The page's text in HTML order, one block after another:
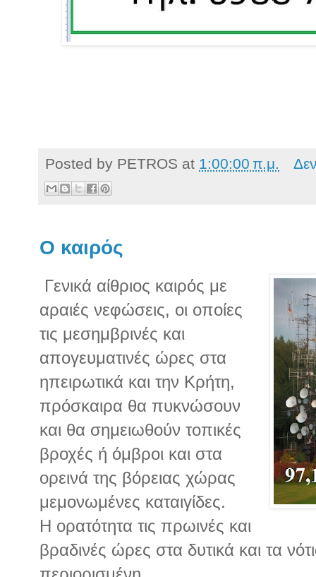
Posted by PETROS at 1:00:00 π.μ.
Ο καιρός
Γενικά αίθριος καιρός με
αραιές νεφώσεις, οι οποίες
τις μεσημβρινές και
απογευματινές ώρες στα
ηπειρωτικά και την Κρήτη,
πρόσκαιρα θα πυκνώσουν
και θα σημειωθούν τοπικές
βροχές ή όμβροι και στα
ορεινά της βόρειας χώρας
μεμονωμένες καταιγίδες.
Η ορατότητα τις πρωινές και
βραδινές ώρες στα δυτικά και τα